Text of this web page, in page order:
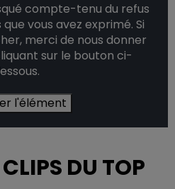
compte-tenu du refus
vous avez exprimé. Si
merci de nous donner
sur le bouton ci-
l'élément
DU TOP